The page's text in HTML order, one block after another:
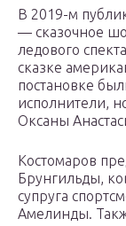
В 2019-м
— сказочное
ледового
сказке
постановке
исполнители,
Оксаны
Костомаров
Брунгильды,
супруга
Амелинды.